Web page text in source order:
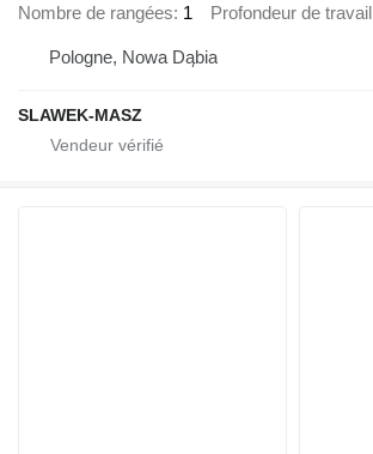
Nombre de rangées 1 Profondeur de travail
Pologne, Nowa Dąbia
SLAWEK-MASZ